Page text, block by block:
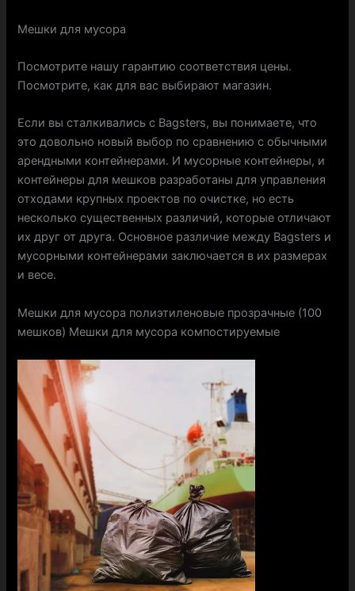
Мешки для мусора
Посмотрите нашу гарантию соответствия цены.
Посмотрите, как для вас выбирают магазин.
Если вы сталкивались с Bagsters, вы понимаете, что
это довольно новый выбор по сравнению с обычными
арендными контейнерами. И мусорные контейнеры, и
контейнеры для мешков разработаны для управления
отходами крупных проектов по очистке, но есть
несколько существенных различий, которые отличают
их друг от друга. Основное различие между Bagsters и
мусорными контейнерами заключается в их размерах
и весе.
Мешки для мусора полиэтиленовые прозрачные (100
мешков) Мешки для мусора компостируемые